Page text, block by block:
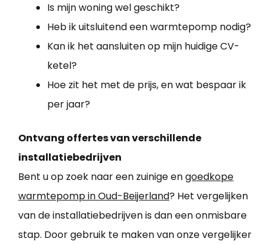
Is mijn woning wel geschikt?
Heb ik uitsluitend een warmtepomp nodig?
Kan ik het aansluiten op mijn huidige CV-
ketel?
Hoe zit het met de prijs, en wat bespaar ik
per jaar?
Ontvang offertes van verschillende
installatiebedrijven
Bent u op zoek naar een zuinige engoedkope
warmtepomp in Oud-Beijerland? Het vergelijken
van de installatiebedrijven is dan een onmisbare
stap. Door gebruik te maken van onze vergelijker